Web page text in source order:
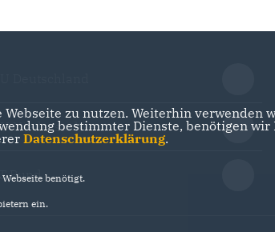
Niedersachsen
Bund
zu nutzen. Weiterhin
bestimmter Dienste, benötigen
Datenschutzerklärung.
benötigt.
ein.